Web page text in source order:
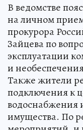
В ведомстве
на личном
прокурора
Зайцева по
эксплуатации
и
Также жители
подключения к
водоснабжения
имущества. По